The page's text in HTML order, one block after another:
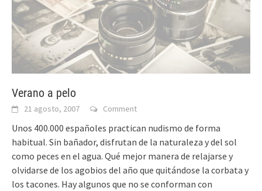
Verano a pelo
21 agosto, 2007 Comment
Unos 400.000 españoles practican nudismo de forma
habitual. Sin bañador, disfrutan de la naturaleza y del sol
como peces en el agua. Qué mejor manera de relajarse y
olvidarse de los agobios del año que quitándose la corbata y
los tacones. Hay algunos que no se conforman con